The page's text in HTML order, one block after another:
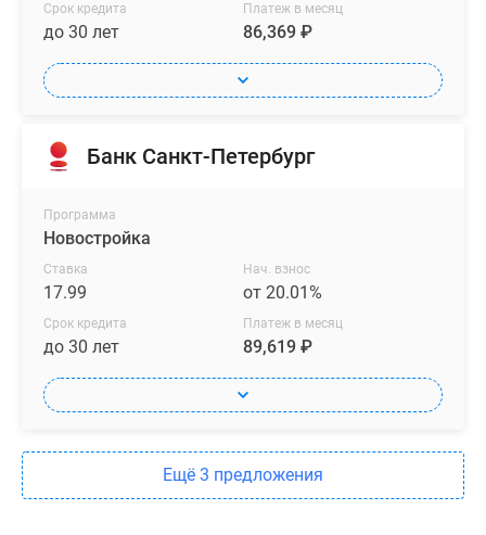
мастер-
спальнями,
личными
санузлами,
помещениями
стирки,
гардеробными
лоджиями,
где
можно
обустроить
зону
или
Срок кредита
до 30 лет
Платеж в месяц
86,369 ₽
Банк Санкт-Петербург
Программа
Новостройка
Ставка
17.99
Нач. взнос
от 20.01%
Срок кредита
до 30 лет
Платеж в месяц
89,619 ₽
Ещё 3 предложения